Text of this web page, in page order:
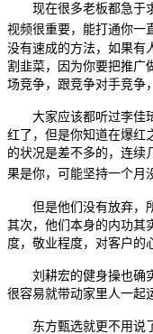
现在很多老板都急于
视频很重要，能打通你一
没有速成的方法，如果有
割韭菜，因为你要把推广
场竞争，跟竞争对手竞争
大家应该都听过李佳
红了，但是你知道在爆红
的状况是差不多的，连续
果是你，可能坚持一个月
但是他们没有放弃，
其次，他们本身的内功其
度，敬业程度，对客户的
刘耕宏的健身操也确
很容易就带动家里人一起
东方甄选就更不用说